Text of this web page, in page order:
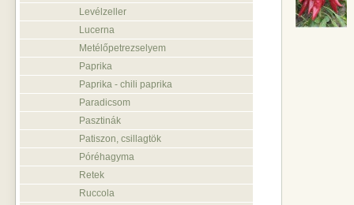
Levélzeller
Lucerna
Metélőpetrezselyem
Paprika
Paprika - chili paprika
Paradicsom
Pasztinák
Patiszon, csillagtök
Póréhagyma
Retek
Ruccola